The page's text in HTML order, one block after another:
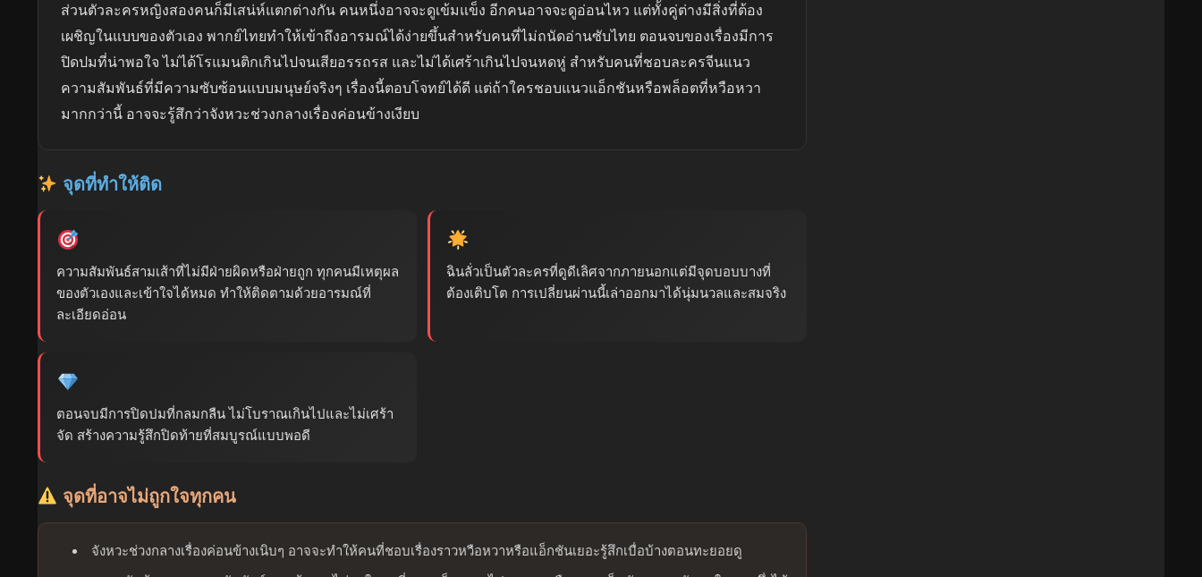
ส่วนตัวละครหญิงสองคนก็มีเสน่ห์แตกต่างกัน คนหนึ่งอาจจะดูเข้มแข็ง อีกคนอาจจะดูอ่อนไหว แต่ทั้งคู่ต่างมีสิ่งที่ต้อง
เผชิญในแบบของตัวเอง พากย์ไทยทำให้เข้าถึงอารมณ์ได้ง่ายขึ้นสำหรับคนที่ไม่ถนัดอ่านซับไทย ตอนจบของเรื่องมีการ
ปิดปมที่น่าพอใจ ไม่ได้โรแมนติกเกินไปจนเสียอรรถรส และไม่ได้เศร้าเกินไปจนหดหู่ สำหรับคนที่ชอบละครจีนแนว
ความสัมพันธ์ที่มีความซับซ้อนแบบมนุษย์จริงๆ เรื่องนี้ตอบโจทย์ได้ดี แต่ถ้าใครชอบแนวแอ็กชันหรือพล็อตที่หวือหวา
มากกว่านี้ อาจจะรู้สึกว่าจังหวะช่วงกลางเรื่องค่อนข้างเงียบ
จุดที่ทำให้ติด
ความสัมพันธ์สามเส้าที่ไม่มีฝ่ายผิดหรือฝ่ายถูก ทุกคนมีเหตุผล
ของตัวเองและเข้าใจได้หมด ทำให้ติดตามด้วยอารมณ์ที่
ละเอียดอ่อน
ฉินลั่วเป็นตัวละครที่ดูดีเลิศจากภายนอกแต่มีจุดบอบบางที่
ต้องเติบโต การเปลี่ยนผ่านนี้เล่าออกมาได้นุ่มนวลและสมจริง
ตอนจบมีการปิดปมที่กลมกลืน ไม่โบราณเกินไปและไม่เศร้า
จัด สร้างความรู้สึกปิดท้ายที่สมบูรณ์แบบพอดี
จุดที่อาจไม่ถูกใจทุกคน
จังหวะช่วงกลางเรื่องค่อนข้างเนิบๆ อาจจะทำให้คนที่ชอบเรื่องราวหวือหวาหรือแอ็กชันเยอะรู้สึกเบื่อบ้างตอนทะยอยดู